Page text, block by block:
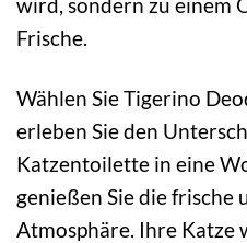
Frische.
Wählen Sie Tigerino
erleben Sie den
Katzentoilette in eine
genießen Sie die frische
Atmosphäre. Ihre Katze